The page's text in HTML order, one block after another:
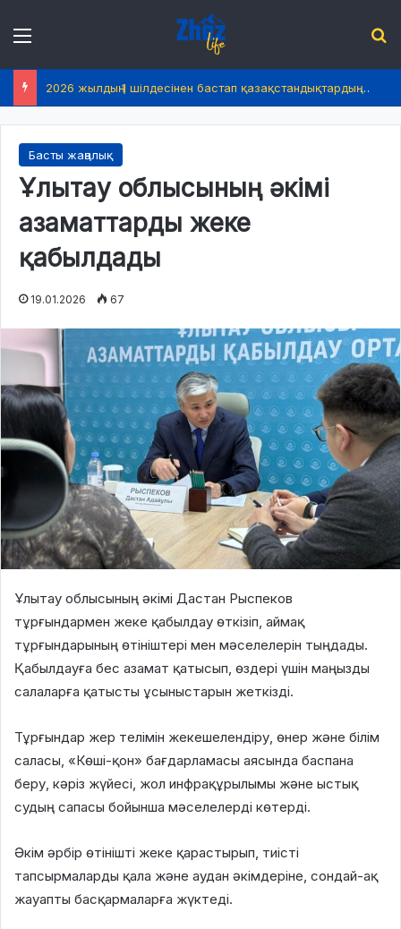
2026 жылдың 1 шілдесінен бастап қазақстандықтардың өмірінде не өзгереді?
Басты жаңалық
Ұлытау облысының әкімі
азаматтарды жеке
қабылдады
19.01.2026 67
Ұлытау облысының әкімі Дастан Рыспеков
тұрғындармен жеке қабылдау өткізіп, аймақ
тұрғындарының өтініштері мен мәселелерін тыңдады.
Қабылдауға бес азамат қатысып, өздері үшін маңызды
салаларға қатысты ұсыныстарын жеткізді.
Тұрғындар жер телімін жекешелендіру, өнер және білім
саласы, «Көші-қон» бағдарламасы аясында баспана
беру, кәріз жүйесі, жол инфрақұрылымы және ыстық
судың сапасы бойынша мәселелерді көтерді.
Әкім әрбір өтінішті жеке қарастырып, тиісті
тапсырмаларды қала және аудан әкімдеріне, сондай-ақ
жауапты басқармаларға жүктеді.